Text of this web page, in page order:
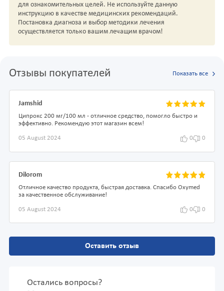
для ознакомительных целей. Не используйте данную
инструкцию в качестве медицинских рекомендаций.
Постановка диагноза и выбор методики лечения
осуществляется только вашим лечащим врачом!
Отзывы покупателей Показать все
Jamshid
Ципрокс 200 мг/100 мл - отличное средство, помогло быстро и
эффективно. Рекомендую этот магазин всем!
05 August 2024 0 0
Dilorom
Отличное качество продукта, быстрая доставка. Спасибо Oxymed
за качественное обслуживание!
05 August 2024 0 0
Оставить отзыв
Остались вопросы?